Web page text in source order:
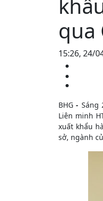
qua
15:26, 24/
BHG- Sáng
Liên minh
xuất khẩu
sở, ngành